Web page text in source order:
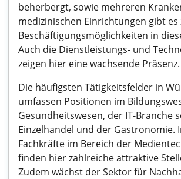
beherbergt, sowie mehreren
medizinischen Einrichtungen gibt es
Beschäftigungsmöglichkeiten in
Auch die Dienstleistungs- und
zeigen hier eine wachsende Präsenz.
Die häufigsten Tätigkeitsfelder in
umfassen Positionen im
Gesundheitswesen, der IT-Branche
Einzelhandel und der Gastronomie.
Fachkräfte im Bereich der
finden hier zahlreiche attraktive
Zudem wächst der Sektor für